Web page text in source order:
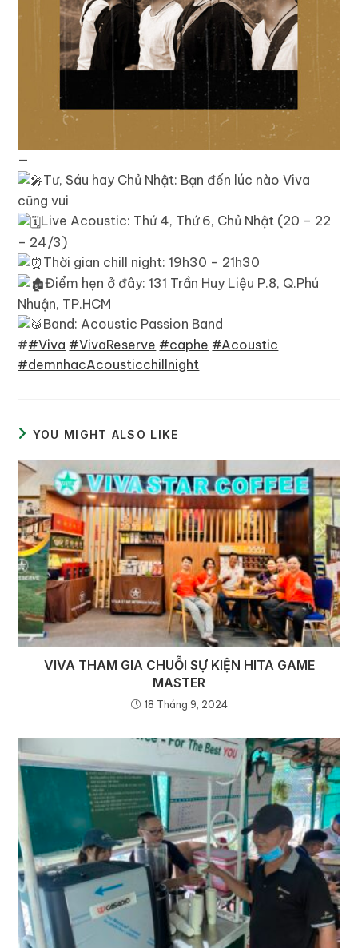
—
Tư, Sáu hay Chủ Nhật: Bạn đến lúc nào Viva
cũng vui
Live Acoustic: Thứ 4, Thứ 6, Chủ Nhật (20 – 22
– 24/3)
Thời gian chill night: 19h30 – 21h30
Điểm hẹn ở đây: 131 Trần Huy Liệu P.8, Q.Phú
Nhuận, TP.HCM
Band: Acoustic Passion Band
##Viva #VivaReserve #caphe #Acoustic
#demnhacAcousticchillnight
YOU MIGHT ALSO LIKE
VIVA THAM GIA CHUỖI SỰ KIỆN HITA GAME
MASTER
18 Tháng 9, 2024